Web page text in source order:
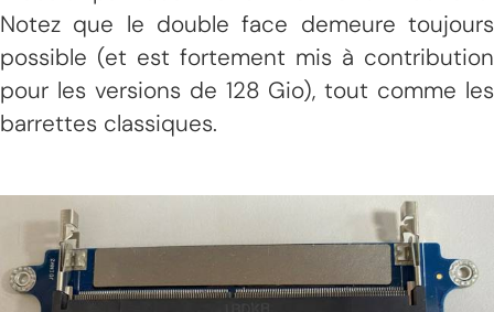
Notez que le double face demeure toujours
possible (et est fortement mis à contribution
pour les versions de 128 Gio), tout comme les
barrettes classiques.